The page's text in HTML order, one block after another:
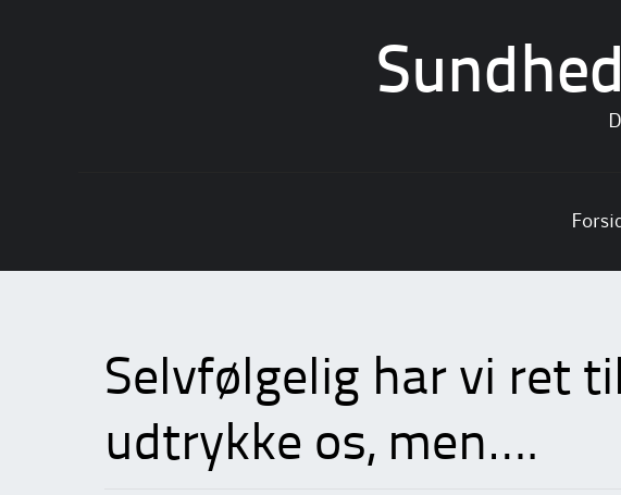
content
Selvfølgelig har vi ret
udtrykke os, men….